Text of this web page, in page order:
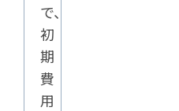
で、
初
期
費
用